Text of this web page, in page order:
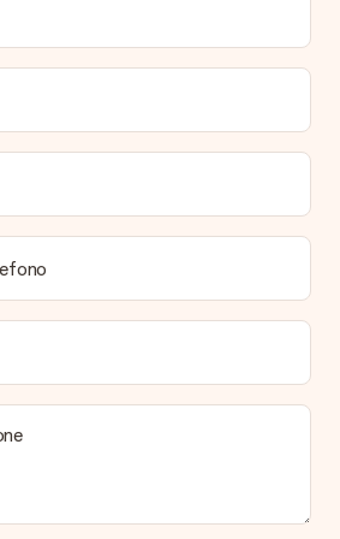
e attendibili.
e quando riceverò il mio
consultabili direttamente sulla pagina
Le date indicate sono previste in
indicati dal corriere.
consegna disponibili?
contatta il nostro servizio clienti.
mio ordine?
le seguenti modalità di pagamento: